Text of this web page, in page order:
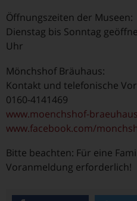
Öffnungszeiten der Museen:
Dienstag bis Sonntag
Uhr
Mönchshof Bräuhaus:
Kontakt und telefonische
0160-4141469
www.moenchshof-
www.facebook.com/
Bitte beachten: Für eine
Voranmeldung erforderlich!